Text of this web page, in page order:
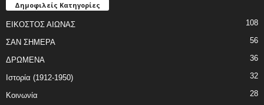
Δημοφιλείς Κατηγορίες
ΕΙΚΟΣΤΟΣ ΑΙΩΝΑΣ 108
ΣΑΝ ΣΗΜΕΡΑ 56
ΔΡΩΜΕΝΑ 36
Ιστορία (1912-1950) 32
Κοινωνία 28